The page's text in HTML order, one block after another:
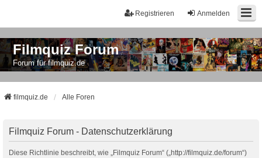
Anmelden
Registrieren
Filmquiz Forum
Forum für filmquiz.de
filmquiz.de Alle Foren
Filmquiz Forum - Datenschutzerklärung
Diese Richtlinie beschreibt, wie „Filmquiz Forum“ („http://filmquiz.de/forum“)